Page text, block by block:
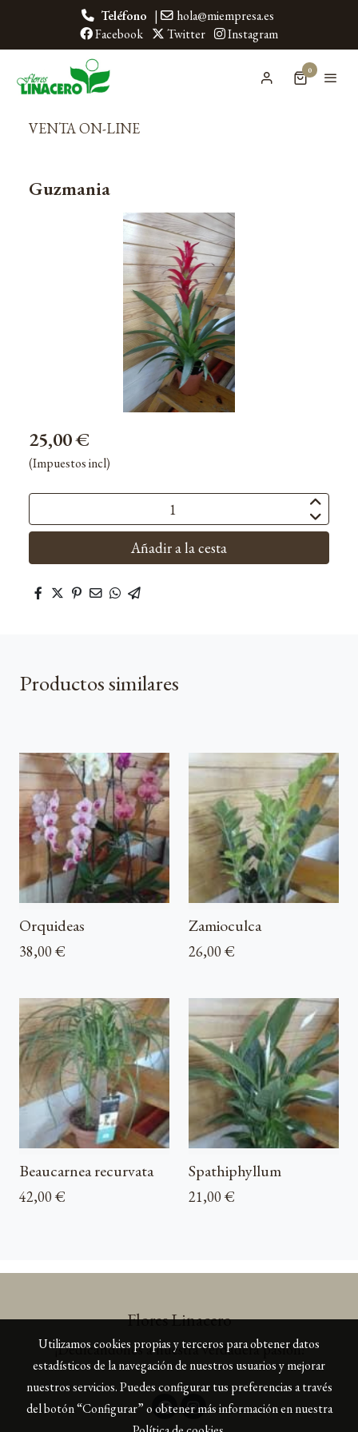
Teléfono |
hola@miempresa.es
Facebook
Twitter Instagram
0
VENTA ON-LINE
Guzmania
25,00 €
(Impuestos incl)
Añadir a la cesta
Productos similares
Orquideas
38,00 €
Zamioculca
26,00 €
Beaucarnea recurvata
42,00 €
Spathiphyllum
21,00 €
Flores Linacero
¡Dedicándonos a nuestra verdadera pasión!
Utilizamos cookies propias y terceros para obtener datos
estadísticos de la navegación de nuestros usuarios y mejorar
nuestros servicios. Puedes configurar tus preferencias a través
del botón “Configurar” o obtener más información en nuestra